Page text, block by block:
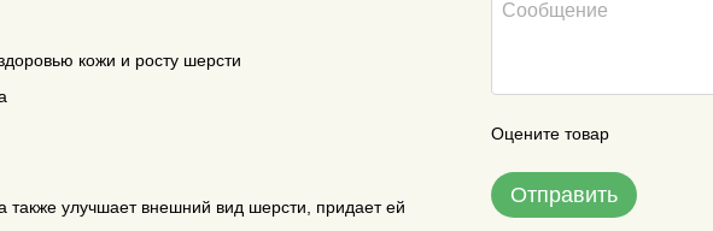
кожи и росту шерсти
также улучшает внешний вид шерсти, придает ей
Оцените товар
Отправить